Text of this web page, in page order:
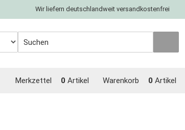
Wir liefern deutschlandweit versandkostenfrei
Warenkorb 0 Artikel
Merkzettel 0 Artikel